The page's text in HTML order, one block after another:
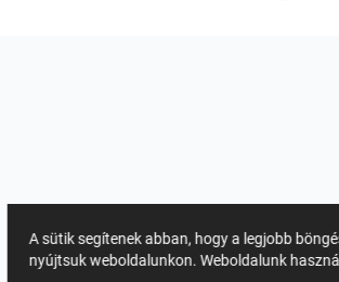
A sütik segítenek abban, hogy a legjobb
nyújtsuk weboldalunkon. Weboldalunk